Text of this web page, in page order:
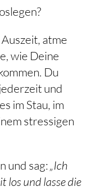
atme
wie Deine
Du
und
im Stau, im
stressigen
und sag:„Ich
los und lasse die